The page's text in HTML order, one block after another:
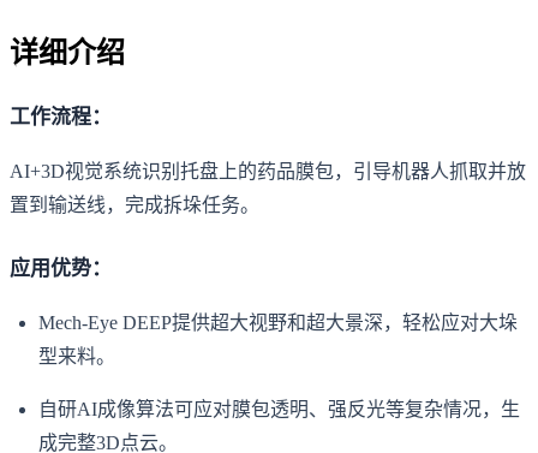
详细介绍
工作流程：
AI+3D视觉系统识别托盘上的药品膜包，引导机器人抓取并放
置到输送线，完成拆垛任务。
应用优势：
Mech-Eye DEEP提供超大视野和超大景深，轻松应对大垛
型来料。
自研AI成像算法可应对膜包透明、强反光等复杂情况，生
成完整3D点云。